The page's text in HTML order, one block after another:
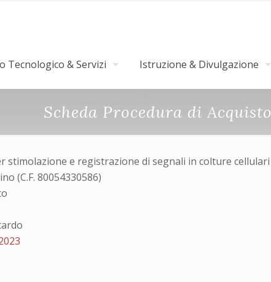
Tecnologico & Servizi Istruzione & Divulgazione
Scheda Procedura di Acquisto
stimolazione e registrazione di segnali in colture cellulari
(C.F. 80054330586)